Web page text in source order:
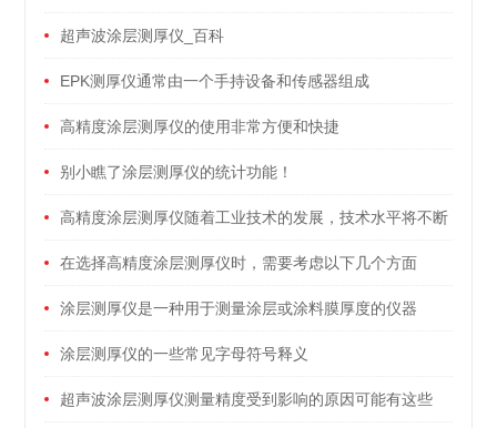
超声波涂层测厚仪_百科
EPK测厚仪通常由一个手持设备和传感器组成
高精度涂层测厚仪的使用非常方便和快捷
别小瞧了涂层测厚仪的统计功能！
高精度涂层测厚仪随着工业技术的发展，技术水平将不断
提高在选择高精度涂层测厚仪时，需要考虑以下几个方面
涂层测厚仪是一种用于测量涂层或涂料膜厚度的仪器
涂层测厚仪的一些常见字母符号释义
超声波涂层测厚仪测量精度受到影响的原因可能有这些